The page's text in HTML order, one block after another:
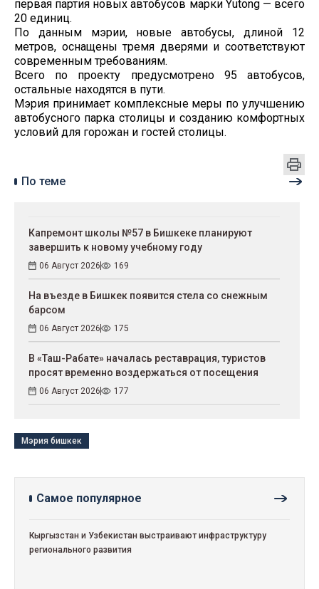
первая партия новых автобусов марки Yutong — всего
20 единиц.
По данным мэрии, новые автобусы, длиной 12
метров, оснащены тремя дверями и соответствуют
современным требованиям.
Всего по проекту предусмотрено 95 автобусов,
остальные находятся в пути.
Мэрия принимает комплексные меры по улучшению
автобусного парка столицы и созданию комфортных
условий для горожан и гостей столицы.
По теме
Капремонт школы №57 в Бишкеке планируют
завершить к новому учебному году
06 Август 2026 169
На въезде в Бишкек появится стела со снежным
барсом
06 Август 2026 175
В «Таш-Рабате» началась реставрация, туристов
просят временно воздержаться от посещения
06 Август 2026 177
Мэрия бишкек
Самое популярное
Кыргызстан и Узбекистан выстраивают инфраструктуру
регионального развития